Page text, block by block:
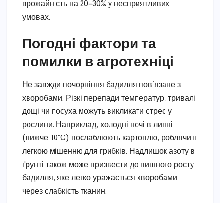
врожайність на 20–30% у несприятливих
умовах.
Погодні фактори та
помилки в агротехніці
Не завжди почорніння бадилля пов’язане з
хворобами. Різкі перепади температур, тривалі
дощі чи посуха можуть викликати стрес у
рослини. Наприклад, холодні ночі в липні
(нижче 10°C) послаблюють картоплю, роблячи її
легкою мішенню для грибків. Надлишок азоту в
ґрунті також може призвести до пишного росту
бадилля, яке легко уражається хворобами
через слабкість тканин.